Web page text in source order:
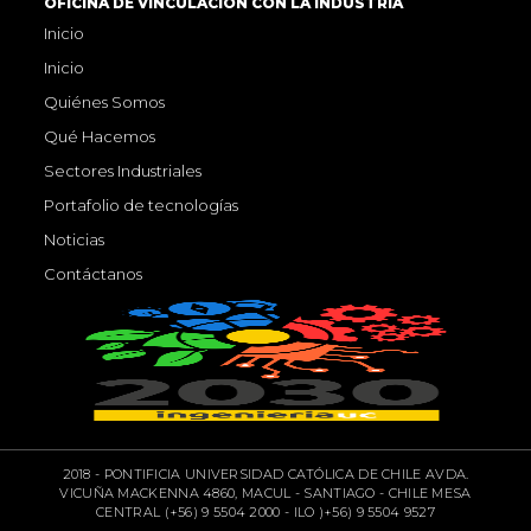
Inicio
Inicio
Quiénes Somos
Qué Hacemos
Sectores Industriales
Portafolio de tecnologías
Noticias
Contáctanos
2018 - PONTIFICIA UNIVERSIDAD CATÓLICA DE CHILE AVDA.
VICUÑA MACKENNA 4860, MACUL - SANTIAGO - CHILE MESA
CENTRAL (+56) 9 5504 2000 - ILO )+56) 9 5504 9527